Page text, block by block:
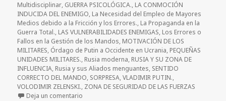
Multidisciplinar, GUERRA PSICOLÓGICA., LA CONMOCIÓN
INDUCIDA DEL ENEMIGO, La Necesidad del Empleo de Mayores
Medios debido a la Fricción y los Errores., La Propaganda en la
Guerra Total., LAS VULNERABILIDADES ENEMIGAS, Los Errores o
Fallos en la Gestión de los Mandos, MOTIVACIÓN DE LOS
MILITARES, Órdago de Putin a Occidente en Ucrania, PEQUEÑAS
UNIDADES MILITARES., Rusia moderna, RUSIA Y SU ZONA DE
INFLUENCIA, Rusia y sus Aliados menguantes, SENTIDO
CORRECTO DEL MANDO, SORPRESA,VLADIMIR PUTIN.,
VOLODIMIR ZELENSKI., ZONA DE SEGURIDAD DE LAS FUERZAS
Deja un comentario